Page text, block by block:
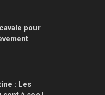
pour
: Les